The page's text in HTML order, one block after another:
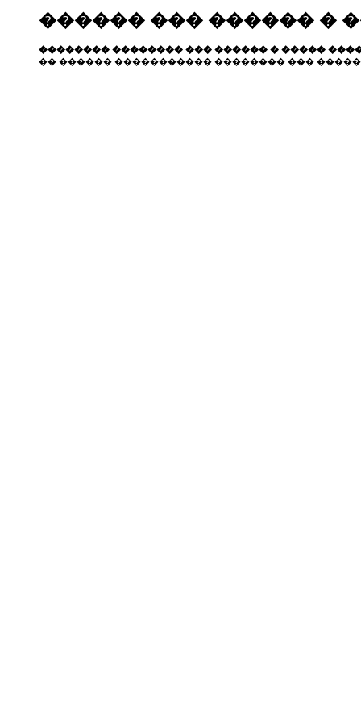
������ ��� ������ �
�������� �������� ��� ������ � �����
�� ������ ����������� �������� ���